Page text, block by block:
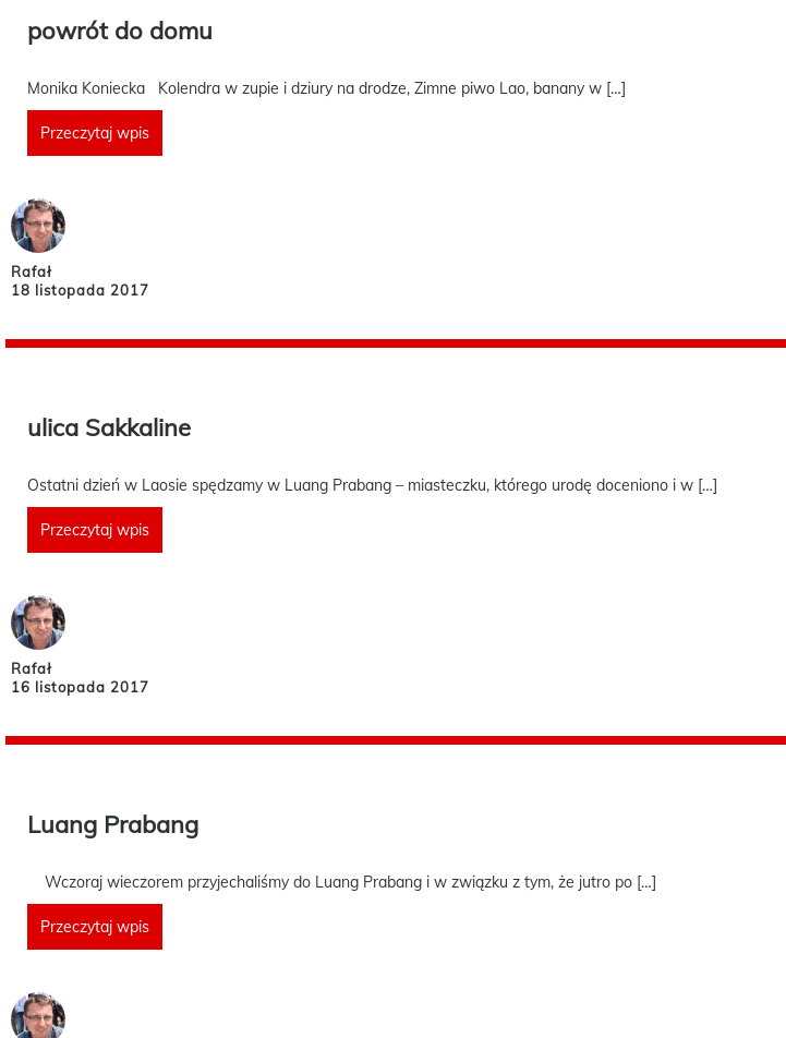
powrót do domu
Monika Koniecka Kolendra w zupie i dziury na drodze, Zimne piwo Lao, banany w […]
Przeczytaj wpis
Rafał
18 listopada 2017
ulica Sakkaline
Ostatni dzień w Laosie spędzamy w Luang Prabang – miasteczku, którego urodę doceniono i w […]
Przeczytaj wpis
Rafał
16 listopada 2017
Luang Prabang
Wczoraj wieczorem przyjechaliśmy do Luang Prabang i w związku z tym, że jutro po […]
Przeczytaj wpis